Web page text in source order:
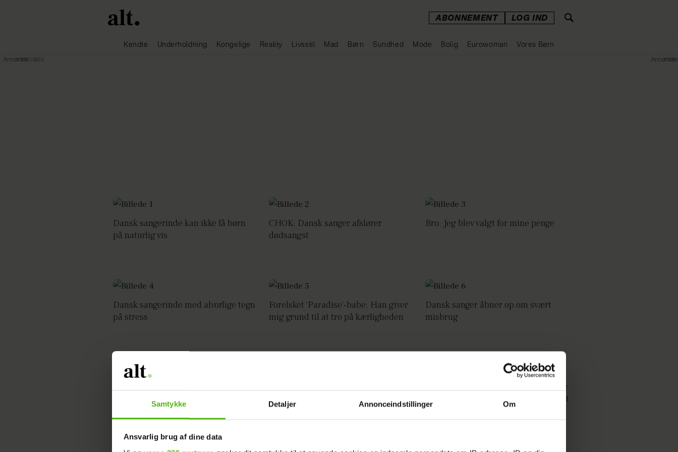
Samtykke Detaljer Annonceindstillinger Om
Ansvarlig brug af dine data
ABONNEMENT LOG IND
Kendte Underholdning Kongelige Reality Livsstil Mad Børn Sundhed Mode Bolig Eurowoman Vores Børn
Dansk sangerinde kan ikke få børn
på naturlig vis
CHOK: Dansk sanger afslører
dødsangst
Bro: Jeg blev valgt for mine penge
Dansk sangerinde med alvorlige tegn
på stress
Forelsket 'Paradise'-babe: Han giver
mig grund til at tro på kærligheden
Dansk sanger åbner op om svært
misbrug
siden barndommen
‘Toppen af poppen’-deltager mistede
det meste af sin familie inden for kort
tid
Annonce Annonce